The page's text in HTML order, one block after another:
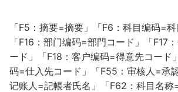
「F5：摘要=摘要」「F6：科目编码=科
「F16：部门编码=部門コード」「F17
ード」「F18：客户编码=得意先コード
码=仕入先コード」「F55：审核人=承
记账人=記帳者氏名」「F62：科目名称